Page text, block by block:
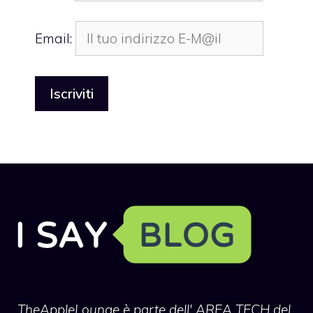
Email:
TheAppleLounge è parte dell' AREA TECH del